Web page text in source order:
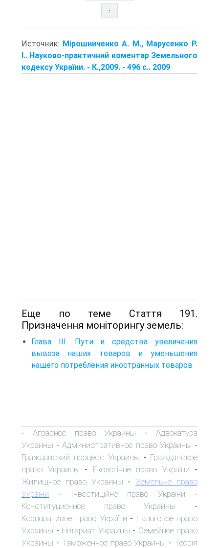
↑
Источник: Мірошниченко А. М., Марусенко Р.
І.. Науково-практичний коментар Земельного
кодексу України. - К.,2009. - 496 с.. 2009
Еще по теме Стаття 191.
Призначення моніторингу земель:
Глава III. Пути и средства увеличения
вывоза наших товаров и уменьшения
нашего потребления иностранных товаров
-Аграрное право Украины -Адвокатура
Украины -Административное право Украины -
Гражданский процесс Украины - Гражданское
право Украины - Екологічне право України -
Жилищное право Украины - Земельне право
України - Інвестиційне право України -
Конституционное право Украины -
Корпоративне право України - Налоговое право
Украины - Нотариат Украины - Семейное право
Украины - Таможенное право Украины - Теорія